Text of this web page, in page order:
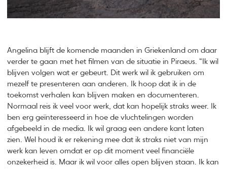
Angelina blijft de komende maanden in Griekenland om daar
verder te gaan met het filmen van de situatie in Piraeus. “Ik wil
blijven volgen wat er gebeurt. Dit werk wil ik gebruiken om
mezelf te presenteren aan anderen. Ik hoop dat ik in de
toekomst verhalen kan blijven maken en documenteren.
Normaal reis ik veel voor werk, dat kan hopelijk straks weer. Ik
ben erg geïnteresseerd in hoe de vluchtelingen worden
afgebeeld in de media. Ik wil graag een andere kant laten
zien. Wel houd ik er rekening mee dat ik straks niet van mijn
werk kan leven omdat er op dit moment veel financiële
onzekerheid is. Maar ik wil voor alles open blijven staan. Ik kan